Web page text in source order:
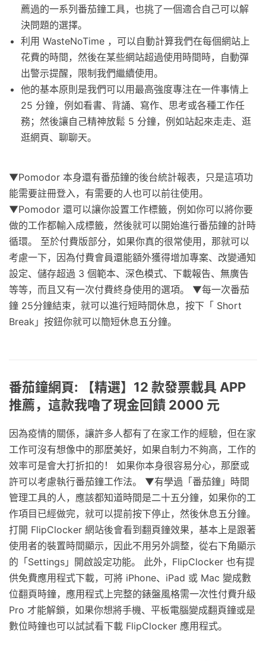
薦過的一系列番茄鐘工具，也挑了一個適合自己可以解
決問題的選擇。
利用 WasteNoTime ，可以自動計算我們在每個網站上
花費的時間，然後在某些網站超過使用時間時，自動彈
出警示提醒，限制我們繼續使用。
他的基本原則是我們可以用最高強度專注在一件事情上
25 分鐘，例如看書、背誦、寫作、思考或各種工作任
務；然後讓自己精神放鬆 5 分鐘，例如站起來走走、逛
逛網頁、聊聊天。
▼Pomodor 本身還有番茄鐘的後台統計報表，只是這項功
能需要註冊登入，有需要的人也可以前往使用。
▼Pomodor 還可以讓你設置工作標籤，例如你可以將你要
做的工作都輸入成標籤，然後就可以開始進行番茄鐘的計時
循環。 至於付費版部分，如果你真的很常使用，那就可以
考慮一下，因為付費會員還能額外獲得增加專案、改變通知
設定、儲存超過 3 個範本、深色模式、下載報告、無廣告
等等，而且又有一次付費終身使用的選項。 ▼每一次番茄
鐘 25分鐘結束，就可以進行短時間休息，按下「 Short
Break」按鈕你就可以簡短休息五分鐘。
番茄鐘網頁: 【精選】12 款發票載具 APP
推薦，這款我嚕了現金回饋 2000 元
因為疫情的關係，讓許多人都有了在家工作的經驗，但在家
工作可沒有想像中的那麼美好，如果自制力不夠高，工作的
效率可是會大打折扣的！ 如果你本身很容易分心，那麼或
許可以考慮執行番茄鐘工作法。 ▼有學過「番茄鐘」時間
管理工具的人，應該都知道時間是二十五分鐘，如果你的工
作項目已經做完，就可以提前按下停止，然後休息五分鐘。
打開 FlipClocker 網站後會看到翻頁鐘效果，基本上是跟著
使用者的裝置時間顯示，因此不用另外調整，從右下角顯示
的「Settings」開啟設定功能。 此外，FlipClocker 也有提
供免費應用程式下載，可將 iPhone、iPad 或 Mac 變成數
位翻頁時鐘，應用程式上完整的錶盤風格需一次性付費升級
Pro 才能解鎖，如果你想將手機、平板電腦變成翻頁鐘或是
數位時鐘也可以試試看下載 FlipClocker 應用程式。